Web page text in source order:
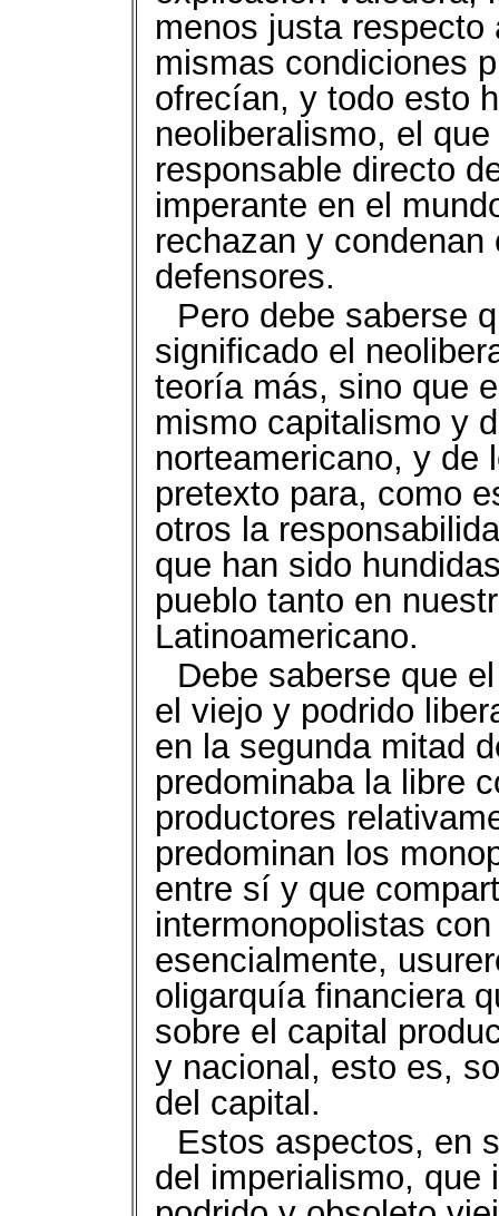
menos justa
mismas condiciones
ofrecían, y todo esto
neoliberalismo, el
responsable directo
imperante en el
rechazan y
defensores.
Pero debe saberse
significado el
teoría más, sino que
mismo capitalismo y
norteamericano, y de
pretexto para, como
otros la
que han sido
pueblo tanto en
Latinoamericano.
Debe saberse que
el viejo y podrido
en la segunda mitad
predominaba la libre
productores
predominan los
entre sí y que
intermonopolistas
esencialmente,
oligarquía financiera
sobre el capital
y nacional, esto es,
del capital.
Estos aspectos, en
del imperialismo, que